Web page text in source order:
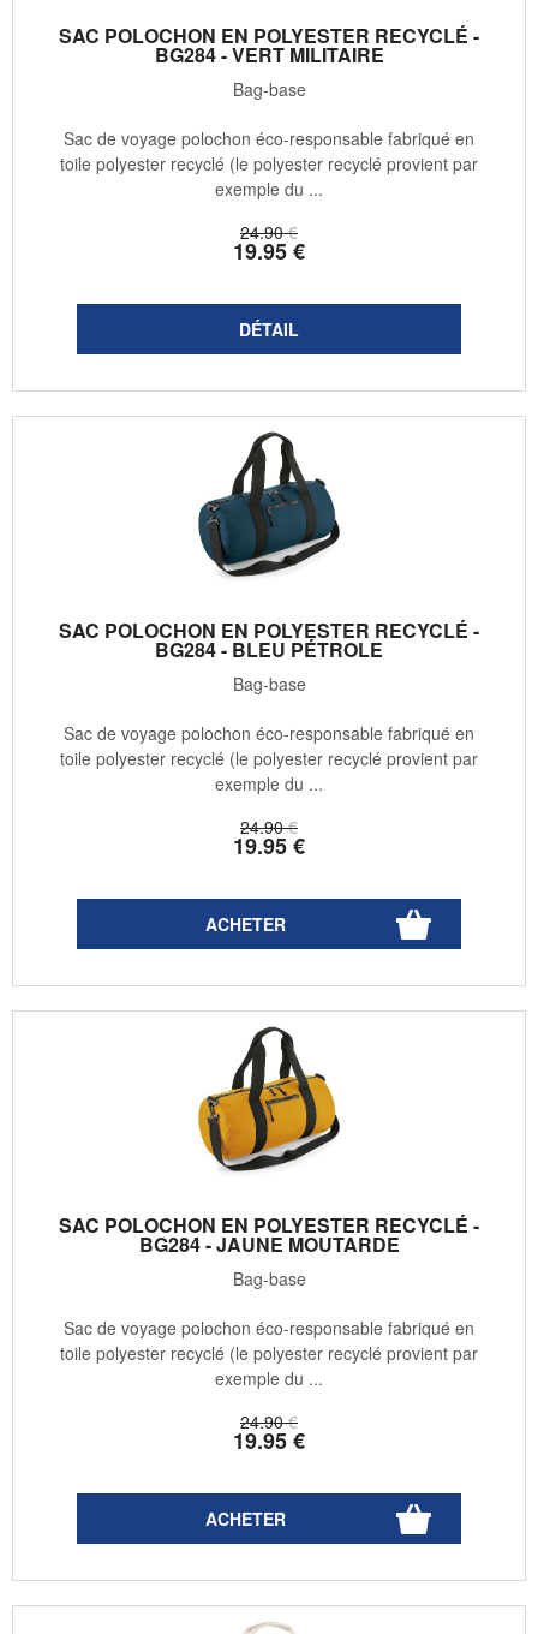
SAC POLOCHON EN POLYESTER RECYCLÉ -
BG284 - VERT MILITAIRE
Bag-base
24.90 €
19.95€
Sac de voyage polochon éco-responsable fabriqué en
toile polyester recyclé (le polyester recyclé provient par
exemple du ...
SAC POLOCHON EN POLYESTER RECYCLÉ -
BG284 - BLEU PÉTROLE
Bag-base
24.90 €
19.95€
Sac de voyage polochon éco-responsable fabriqué en
toile polyester recyclé (le polyester recyclé provient par
exemple du ...
SAC POLOCHON EN POLYESTER RECYCLÉ -
BG284 - JAUNE MOUTARDE
Bag-base
24.90 €
19.95€
Sac de voyage polochon éco-responsable fabriqué en
toile polyester recyclé (le polyester recyclé provient par
exemple du ...